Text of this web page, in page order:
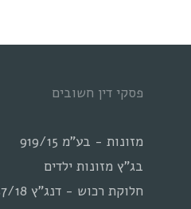
פסקי דין חשובים
מזונות - בע"מ 919/15
בג"ץ מזונות ילדים
חלוקת רכוש - דנג"ץ 8537/18